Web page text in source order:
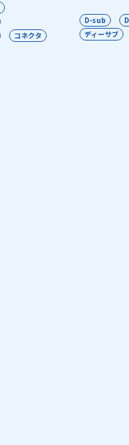
コネクタ
D-sub
ディーサブ